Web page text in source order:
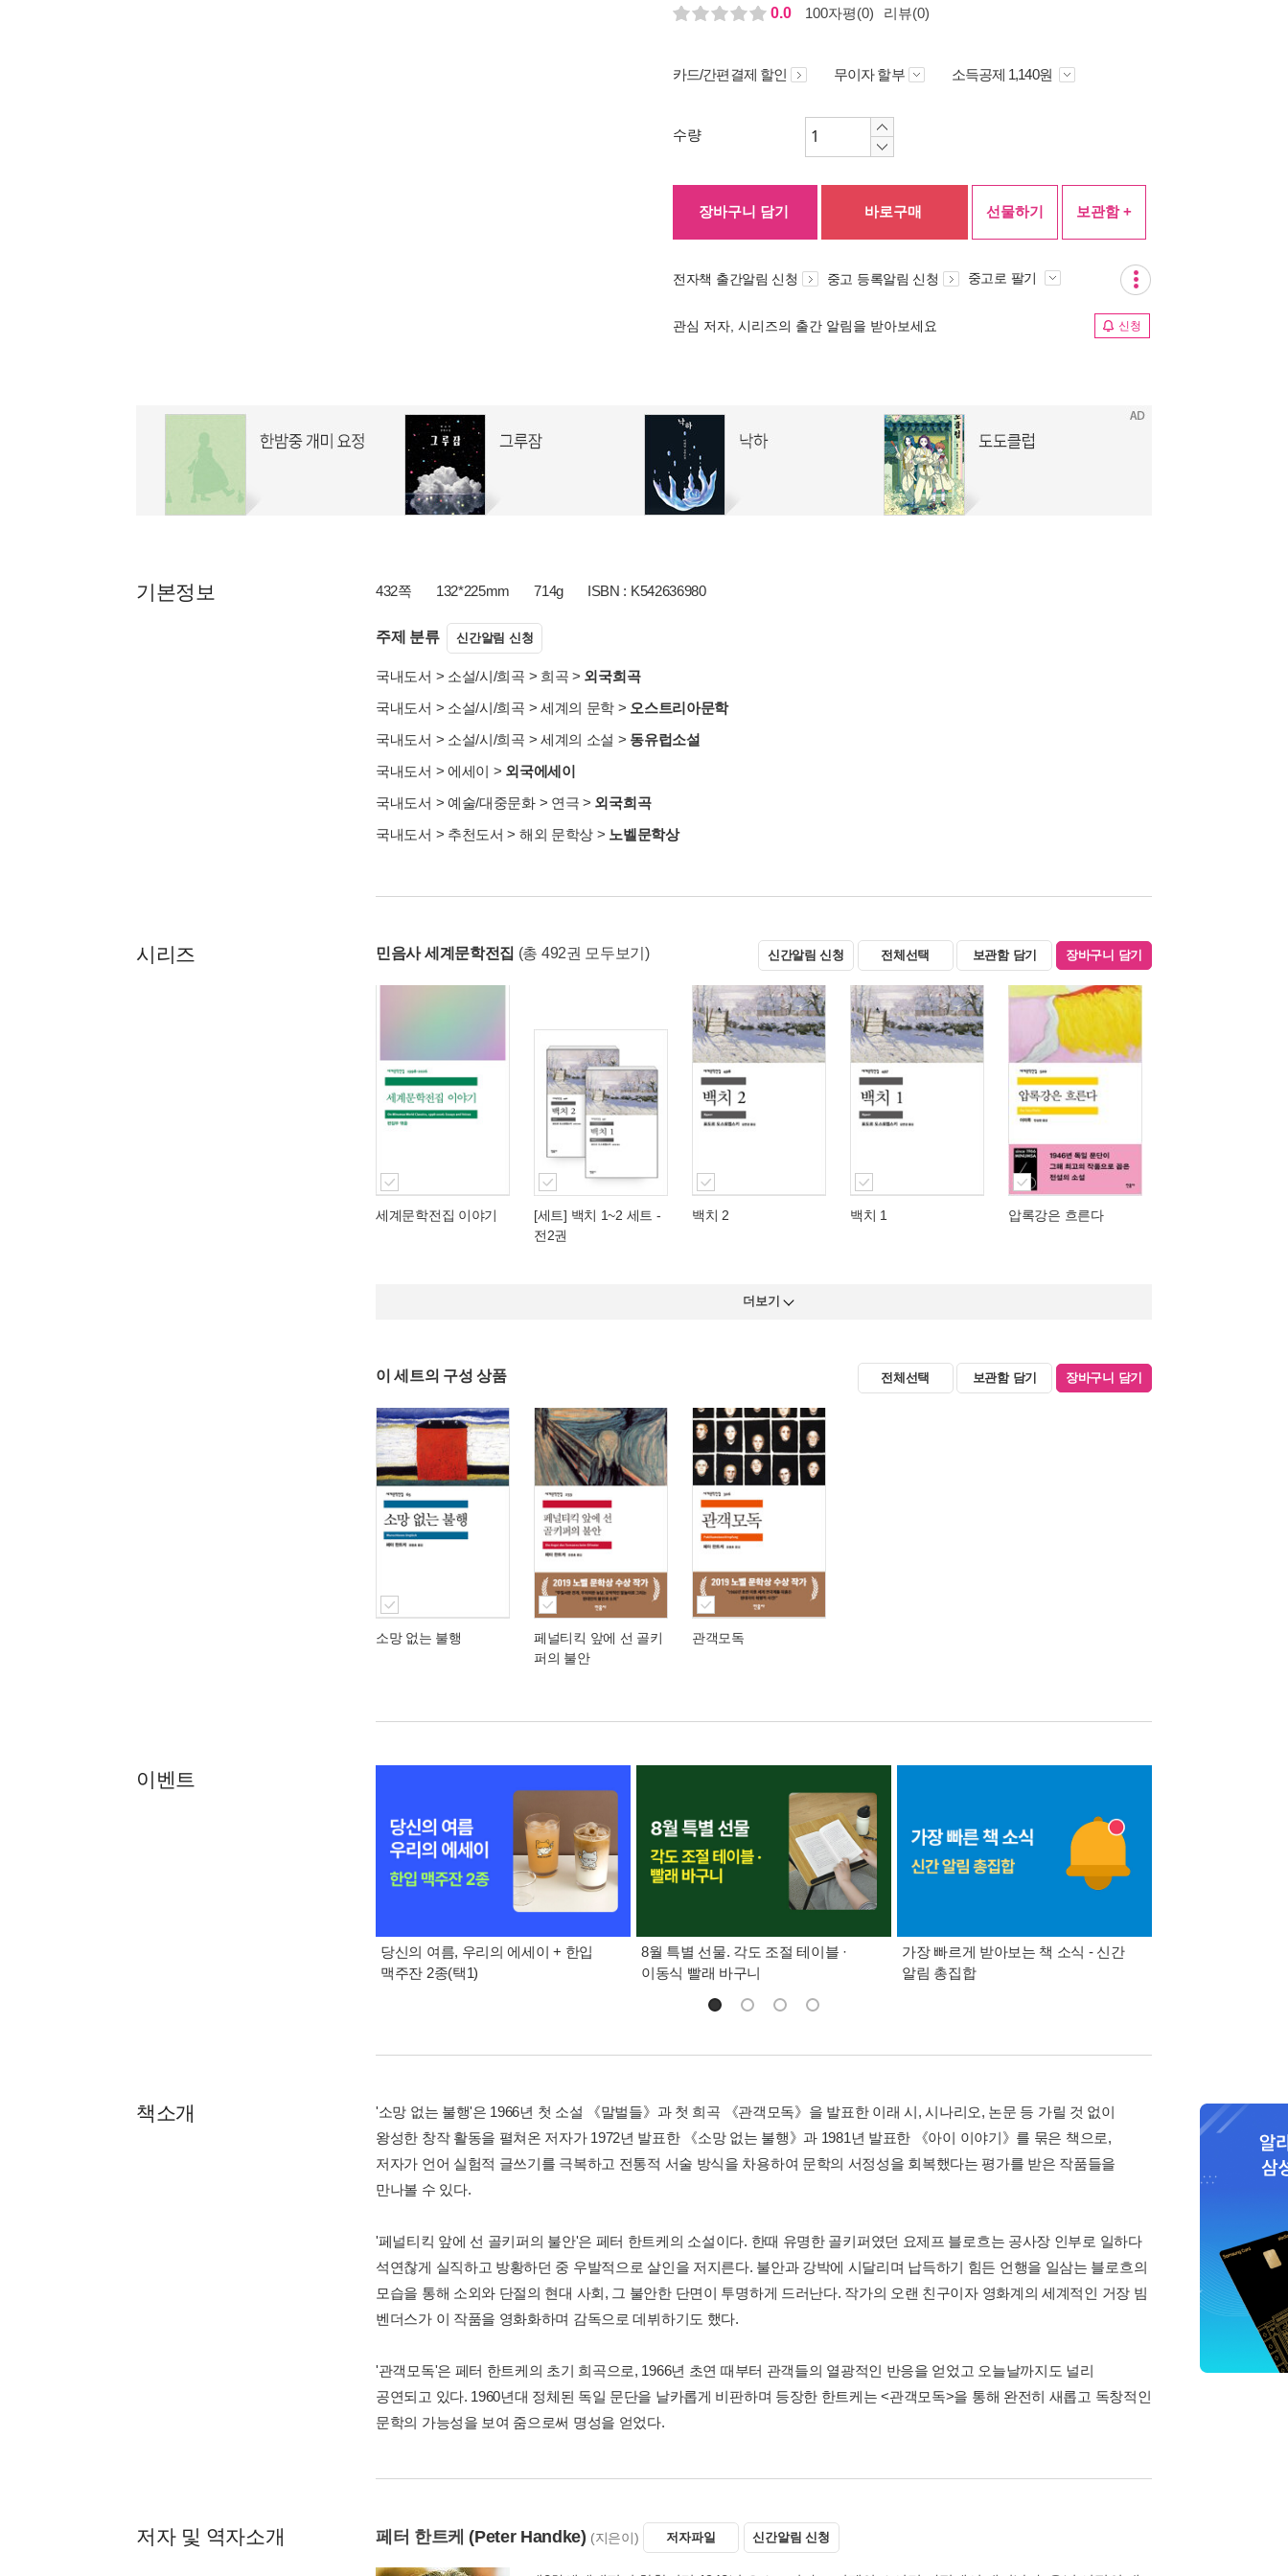
0.0 100자평(0) 리뷰(0)
카드/간편결제 할인 무이자 할부 소득공제 1,140원
수량
장바구니 담기 바로구매 선물하기 보관함 +
전자책 출간알림 신청 중고 등록알림 신청 중고로 팔기
관심 저자, 시리즈의 출간 알림을 받아보세요 신청
기본정보 432쪽 132*225mm 714g ISBN : K542636980
주제 분류 신간알림 신청
국내도서 > 소설/시/희곡 > 희곡 > 외국희곡
국내도서 > 소설/시/희곡 > 세계의 문학 > 오스트리아문학
국내도서 > 소설/시/희곡 > 세계의 소설 > 동유럽소설
국내도서 > 에세이 > 외국에세이
국내도서 > 예술/대중문화> 연극 > 외국희곡
국내도서 > 추천도서 > 해외 문학상 > 노벨문학상
시리즈 민음사 세계문학전집 (총 492권 모두보기) 신간알림 신청 전체선택 보관함 담기 장바구니 담기
세계문학전집 이야기
[세트] 백치 1~2 세트 -
전2권
백치 2 백치 1 압록강은 흐른다
더보기
이 세트의 구성 상품 전체선택 보관함 담기 장바구니 담기
소망 없는 불행
페널티킥 앞에 선 골키
퍼의 불안
관객모독
이벤트
당신의 여름, 우리의 에세이 + 한입
맥주잔 2종(택1)
8월 특별 선물. 각도 조절 테이블 ·
이동식 빨래 바구니
가장 빠르게 받아보는 책 소식 - 신간
알림 총집합
책소개
'소망 없는 불행'은 1966년 첫 소설 《말벌들》과 첫 희곡 《관객모독》을 발표한 이래 시, 시나리오, 논문 등 가릴 것 없이
왕성한 창작 활동을 펼쳐온 저자가 1972년 발표한 《소망 없는 불행》과 1981년 발표한 《아이 이야기》를 묶은 책으로,
저자가 언어 실험적 글쓰기를 극복하고 전통적 서술 방식을 차용하여 문학의 서정성을 회복했다는 평가를 받은 작품들을
만나볼 수 있다.
'페널티킥 앞에 선 골키퍼의 불안'은 페터 한트케의 소설이다. 한때 유명한 골키퍼였던 요제프 블로흐는 공사장 인부로 일하다
석연찮게 실직하고 방황하던 중 우발적으로 살인을 저지른다. 불안과 강박에 시달리며 납득하기 힘든 언행을 일삼는 블로흐의
모습을 통해 소외와 단절의 현대 사회, 그 불안한 단면이 투명하게 드러난다. 작가의 오랜 친구이자 영화계의 세계적인 거장 빔
벤더스가 이 작품을 영화화하며 감독으로 데뷔하기도 했다.
'관객모독'은 페터 한트케의 초기 희곡으로, 1966년 초연 때부터 관객들의 열광적인 반응을 얻었고 오늘날까지도 널리
공연되고 있다. 1960년대 정체된 독일 문단을 날카롭게 비판하며 등장한 한트케는 <관객모독>을 통해 완전히 새롭고 독창적인
문학의 가능성을 보여 줌으로써 명성을 얻었다.
저자 및 역자소개 페터 한트케 (Peter Handke) (지은이) 저자파일 신간알림 신청